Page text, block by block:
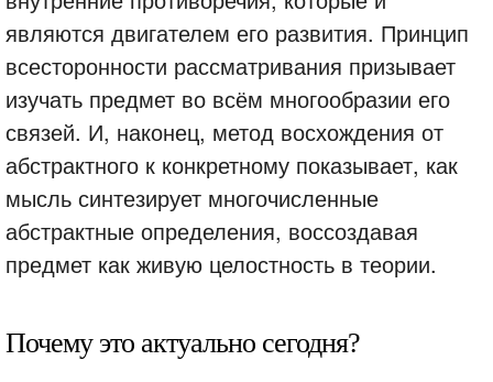
являются двигателем его развития. Принцип
всесторонности рассматривания призывает
изучать предмет во всём многообразии его
связей. И, наконец, метод восхождения от
абстрактного к конкретному показывает, как
мысль синтезирует многочисленные
абстрактные определения, воссоздавая
предмет как живую целостность в теории.
Почему это актуально сегодня?